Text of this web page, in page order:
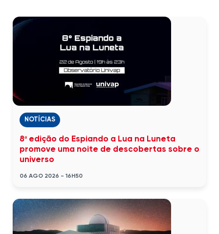
NOTÍCIAS
8ª edição do Espiando a Lua na Luneta
promove uma noite de descobertas sobre o
universo
06 AGO 2026 - 16H50